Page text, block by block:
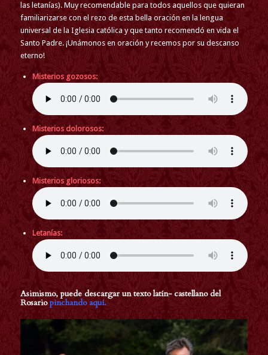
las letanías). Muy recomendable para todos aquellos que quieran
familiarizarse con el rezo de esta bella oración en la lengua
universal de la Iglesia católica y que tanto recomendó en vida el
Santo Padre. ¡Unámonos en oración y recemos por su descanso
eterno!
Misterios gozosos:
Misterios dolorosos:
Misterios gloriosos:
Letanías:
Asimismo, puede descargar un texto latín- castellano del
Rosariopinchando aquí.